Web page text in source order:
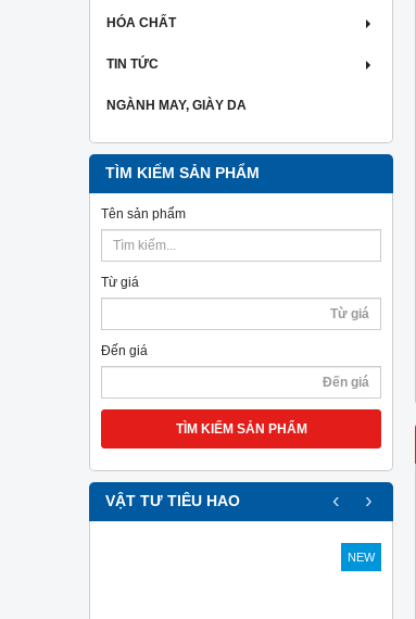
HÓA CHẤT
TIN TỨC
NGÀNH MAY, GIÀY DA
TÌM KIẾM SẢN PHẨM
Tên sản phẩm
Từ giá
Đến giá
TÌM KIẾM SẢN PHẨM
VẬT TƯ TIÊU HAO
NEW
‹ ›